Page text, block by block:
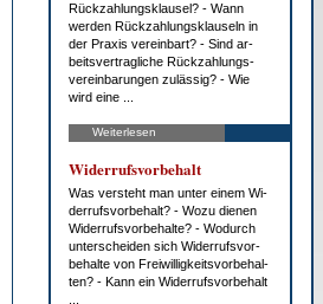
Rück­zah­lungs­klau­sel? - Wann
wer­den Rück­zah­lungs­klau­seln in
der Pra­xis ver­ein­bart? - Sind ar­
beits­ver­trag­li­che Rück­zah­lungs­
ver­ein­ba­run­gen zu­läs­sig? - Wie
wird ei­ne ...
Weiterlesen
Wi­der­rufs­vor­be­halt
Was ver­steht man un­ter ei­nem Wi­
der­rufs­vor­be­halt? - Wo­zu die­nen
Wi­der­rufs­vor­be­hal­te? - Wo­durch
un­ter­schei­den sich Wi­der­rufs­vor­
be­hal­te von Frei­wil­lig­keits­vor­be­hal­
ten? - Kann ein Wi­der­rufs­vor­be­halt